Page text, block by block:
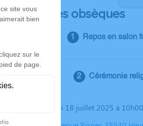
Déroulé des obsèques
Repos en salon
Cérémonie
Le vendredi 18 juillet 2025 à 10h00